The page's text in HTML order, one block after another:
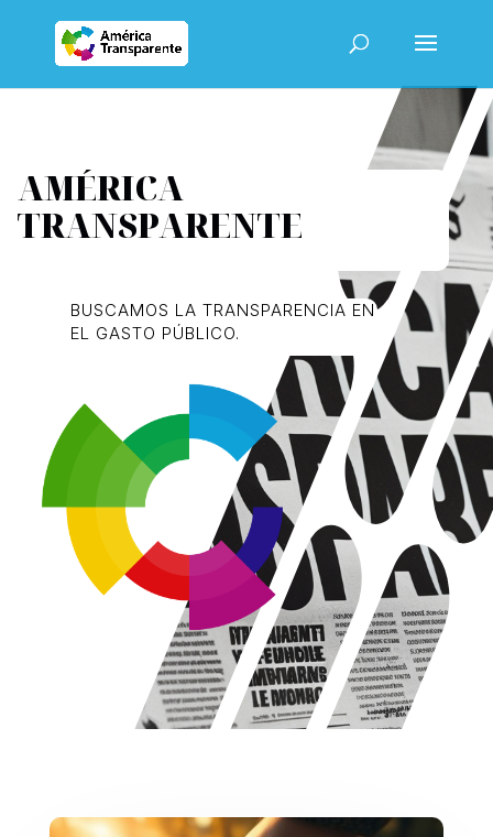
AMÉRICA
TRANSPARENTE
BUSCAMOS LA TRANSPARENCIA EN
EL GASTO PÚBLICO.